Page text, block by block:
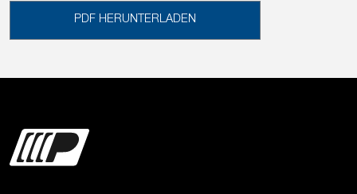
PDF HERUNTERLADEN